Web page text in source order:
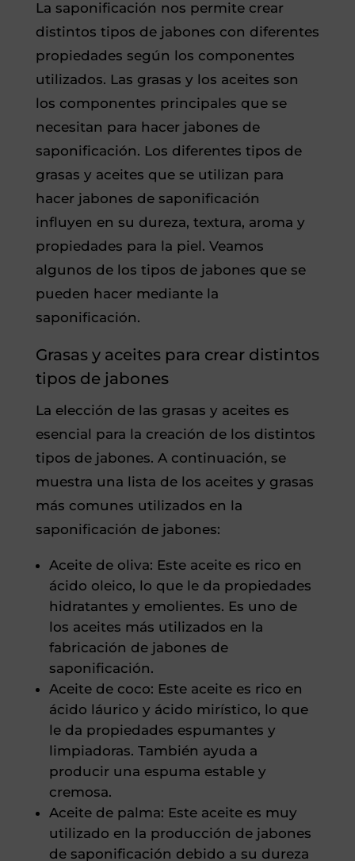
La saponificación nos permite crear
distintos tipos de jabones con diferentes
propiedades según los componentes
utilizados. Las grasas y los aceites son
los componentes principales que se
necesitan para hacer jabones de
saponificación. Los diferentes tipos de
grasas y aceites que se utilizan para
hacer jabones de saponificación
influyen en su dureza, textura, aroma y
propiedades para la piel. Veamos
algunos de los tipos de jabones que se
pueden hacer mediante la
saponificación.
Grasas y aceites para crear distintos
tipos de jabones
La elección de las grasas y aceites es
esencial para la creación de los distintos
tipos de jabones. A continuación, se
muestra una lista de los aceites y grasas
más comunes utilizados en la
saponificación de jabones:
Aceite de oliva: Este aceite es rico en
ácido oleico, lo que le da propiedades
hidratantes y emolientes. Es uno de
los aceites más utilizados en la
fabricación de jabones de
saponificación.
Aceite de coco: Este aceite es rico en
ácido láurico y ácido mirístico, lo que
le da propiedades espumantes y
limpiadoras. También ayuda a
producir una espuma estable y
cremosa.
Aceite de palma: Este aceite es muy
utilizado en la producción de jabones
de saponificación debido a su dureza